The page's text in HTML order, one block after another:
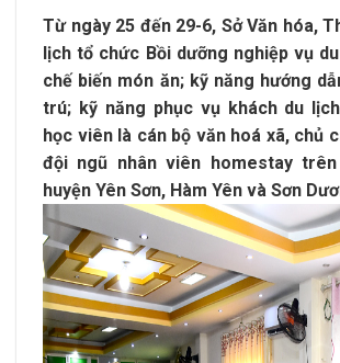
Từ ngày 25 đến 29-6, Sở Văn hóa,
lịch tổ chức Bồi dưỡng nghiệp vụ
chế biến món ăn; kỹ năng hướng
trú; kỹ năng phục vụ khách du
học viên là cán bộ văn hoá xã, chủ
đội ngũ nhân viên homestay
huyện Yên Sơn, Hàm Yên và Sơn